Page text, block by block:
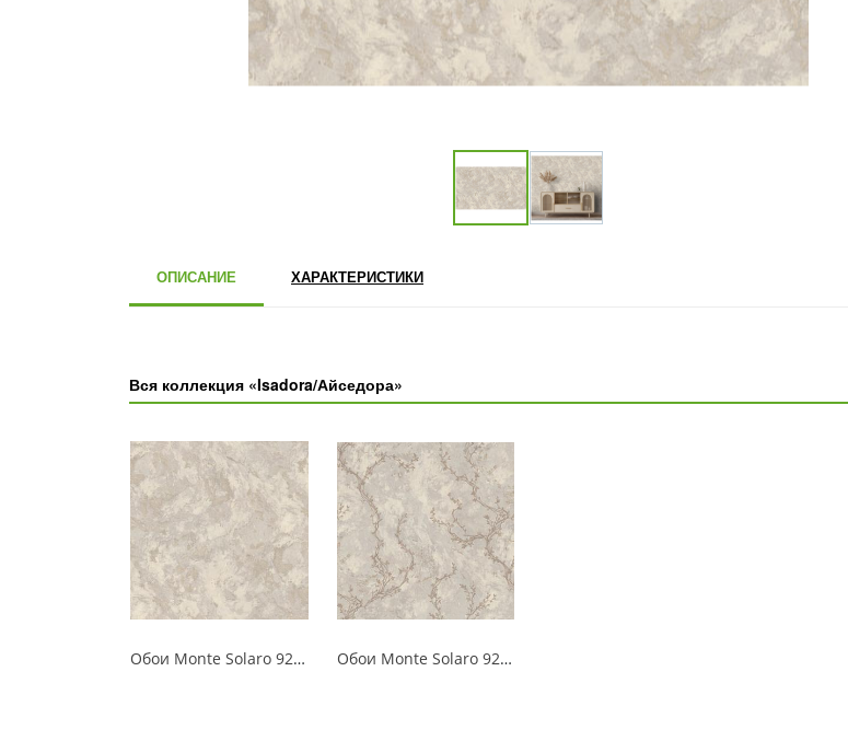
ОПИСАНИЕ ХАРАКТЕРИСТИКИ
Вся коллекция «Isadora/Айседора»
Обои Monte Solaro 9266-21 Isadora/Айседора Обои Monte Solaro 9265-21 Isadora/Айседора